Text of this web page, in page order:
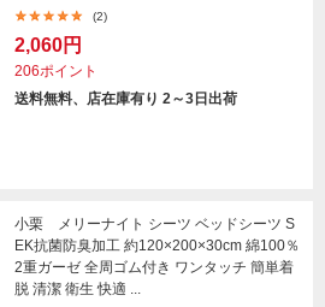
(2)
2,060円
206ポイント
送料無料、店在庫有り 2～3日出荷
小栗 メリーナイト シーツ ベッドシーツ S
EK抗菌防臭加工 約120×200×30cm 綿100％
2重ガーゼ 全周ゴム付き ワンタッチ 簡単着
脱 清潔 衛生 快適 ...